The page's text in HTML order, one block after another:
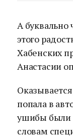
А буквально
этого
Хабенских
Анастасии
попала в
ушибы были
словам